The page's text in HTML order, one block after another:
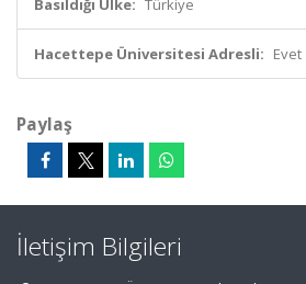
Basıldığı Ülke: Türkiye
Hacettepe Üniversitesi Adresli: Evet
Paylaş
İletişim Bilgileri